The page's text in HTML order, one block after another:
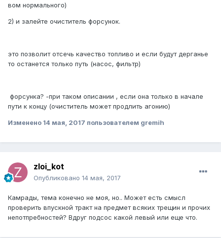
вом нормального)
2) и залейте очиститель форсунок.
это позволит отсечь качество топливо и если будут дерганье
то останется только путь (насос, фильтр)
форсунка? -при таком описании , если она только в начале
пути к концу (очиститель может продлить агонию)
Изменено 14 мая, 2017 пользователем gremih
zloi_kot
Опубликовано 14 мая, 2017
Камрады, тема конечно не моя, но.. Может есть смысл
проверить впускной тракт на предмет всяких трещин и прочих
непотпребностей? Вдруг подсос какой левый или еще что.